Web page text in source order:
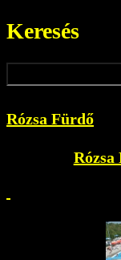
Keresés
Rózsa Fürdő
Rózsa